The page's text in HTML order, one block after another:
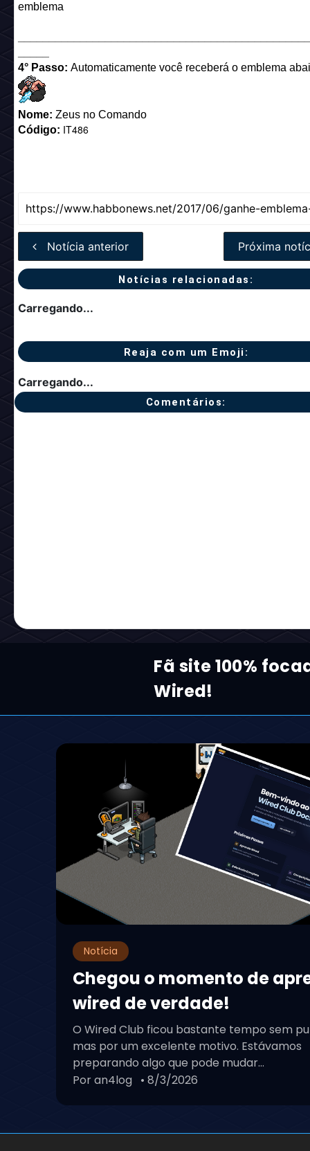
emblema
4° Passo: Automaticamente você receberá o emblema
Nome: Zeus no Comando
Código: IT486
Notícia anterior Próxima
Notícias relacionadas:
Carregando...
Reaja com um Emoji:
Carregando...
Comentários:
Fã site 100%
Wired!
Notícia
Chegou o momento de
wired de verdade!
O Wired Club ficou bastante tempo sem
mas por um excelente motivo. Estávamos
preparando algo que pode mudar...
Por an4log • 8/3/2026